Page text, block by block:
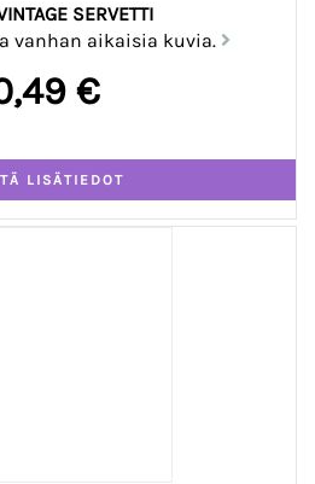
SERVETTI
vanhan aikaisia kuvia.
€